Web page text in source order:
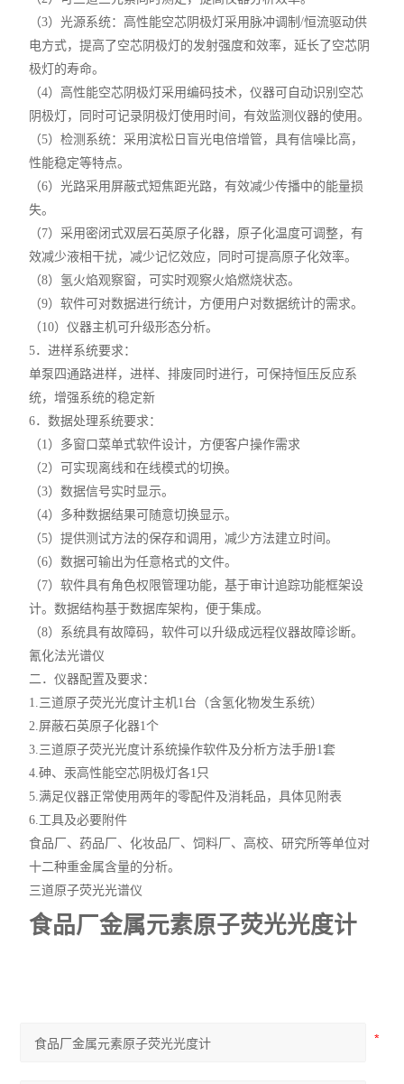
（3）光源系统：高性能空芯阴极灯采用脉冲调制/恒流驱动供
电方式，提高了空芯阴极灯的发射强度和效率，延长了空芯阴
极灯的寿命。
（4）高性能空芯阴极灯采用编码技术，仪器可自动识别空芯
阴极灯，同时可记录阴极灯使用时间，有效监测仪器的使用。
（5）检测系统：采用滨松日盲光电倍增管，具有信噪比高，
性能稳定等特点。
（6）光路采用屏蔽式短焦距光路，有效减少传播中的能量损
失。
（7）采用密闭式双层石英原子化器，原子化温度可调整，有
效减少液相干扰，减少记忆效应，同时可提高原子化效率。
（8）氢火焰观察窗，可实时观察火焰燃烧状态。
（9）软件可对数据进行统计，方便用户对数据统计的需求。
（10）仪器主机可升级形态分析。
5．进样系统要求：
单泵四通路进样，进样、排废同时进行，可保持恒压反应系
统，增强系统的稳定新
6．数据处理系统要求：
（1）多窗口菜单式软件设计，方便客户操作需求
（2）可实现离线和在线模式的切换。
（3）数据信号实时显示。
（4）多种数据结果可随意切换显示。
（5）提供测试方法的保存和调用，减少方法建立时间。
（6）数据可输出为任意格式的文件。
（7）软件具有角色权限管理功能，基于审计追踪功能框架设
计。数据结构基于数据库架构，便于集成。
（8）系统具有故障码，软件可以升级成远程仪器故障诊断。
氰化法光谱仪
二．仪器配置及要求：
1.三道原子荧光光度计主机1台（含氢化物发生系统）
2.屏蔽石英原子化器1个
3.三道原子荧光光度计系统操作软件及分析方法手册1套
4.砷、汞高性能空芯阴极灯各1只
5.满足仪器正常使用两年的零配件及消耗品，具体见附表
6.工具及必要附件
食品厂、药品厂、化妆品厂、饲料厂、高校、研究所等单位对
十二种重金属含量的分析。
三道原子荧光光谱仪
食品厂金属元素原子荧光光度计